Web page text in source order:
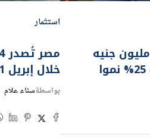
«الأهرام لنظم الأمان» تضخ 50 مليون جنيه
لإضافة خطي إنتاج.. وتستهدف 25% نموا
استثمار
خلال إبريل 2021
بواسطةسناء علام